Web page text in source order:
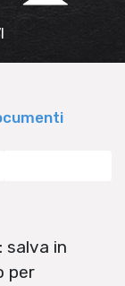
salva in
per